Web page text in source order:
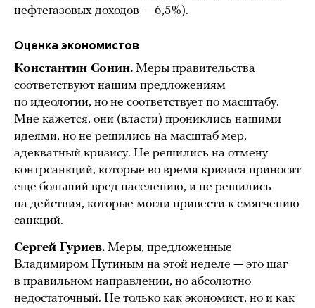
нефтегазовых доходов — 6,5%).
Оценка экономистов
Константин Сонин. Меры правительства
соответствуют нашим предложениям
по идеологии, но не соответствует по масштабу.
Мне кажется, они (власти) прониклись нашими
идеями, но не решились на масштаб мер,
адекватный кризису. Не решились на отмену
контрсанкций, которые во время кризиса приносят
еще больший вред населению, и не решились
на действия, которые могли привести к смягчению
санкций.
Сергей Гуриев. Меры, предложенные
Владимиром Путиным на этой неделе — это шаг
в правильном направлении, но абсолютно
недостаточный. Не только как экономист, но и как